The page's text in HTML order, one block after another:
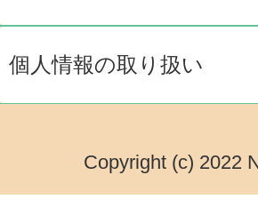
個人情報の取り扱い
Copyright (c) 2022